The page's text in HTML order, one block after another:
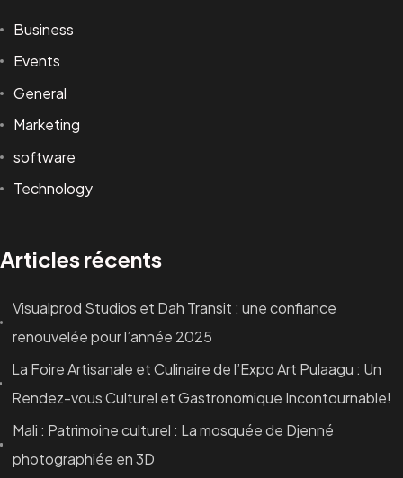
Business
Events
General
Marketing
software
Technology
Articles récents
Visualprod Studios et Dah Transit : une confiance
renouvelée pour l’année 2025
La Foire Artisanale et Culinaire de l’Expo Art Pulaagu : Un
Rendez-vous Culturel et Gastronomique Incontournable!
Mali : Patrimoine culturel : La mosquée de Djenné
photographiée en 3D